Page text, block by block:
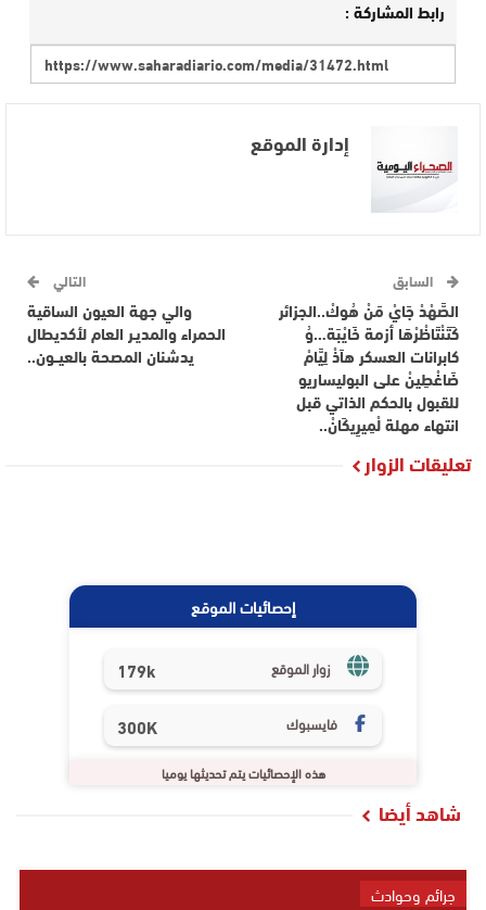
رابط المشاركة :
إدارة الموقع
السابق
الصَّهْدْ جَايْ مَنْ هُوكْ..الجزائر
كَتَنْتَاظْرْهَا أزمة خَايْبَة…وُ
كابرانات العسكر هاَذْ لِيَّامْ
ضَاغْطِينْ على البوليساريو
للقبول بالحكم الذاتي قبل
انتهاء مهلة لْمِيرِيكَانْ..
التالي
والي جهة العيون الساقية
الحمراء والمديـر العام لأكديطال
يدشنان المصحة بالعيــون..
تعليقات الزوار
إحصائيات الموقع
زوار الموقع 179k
فايسبوك 300K
هذه الإحصائيات يتم تحديثها يوميا
شاهد أيضا
جرائم وحوادث